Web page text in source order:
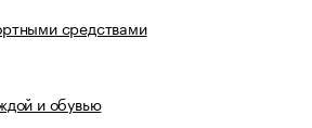
средствами
и обувью